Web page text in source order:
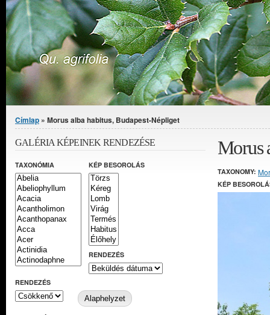
Jelenlegi hely
Címlap » Morus alba habitus, Budapest-Népliget
Morus
TAXONOMY:
KÉP
GALÉRIA KÉPEINEK RENDEZÉSE
TAXONÓMIA KÉP BESOROLÁS
RENDEZÉS
RENDEZÉS